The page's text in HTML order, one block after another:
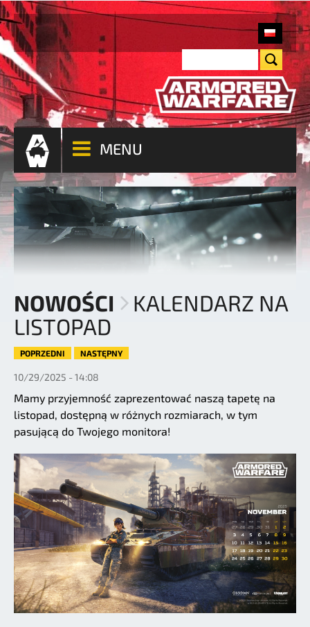
MENU
NOWOŚCI
KALENDARZ NA
LISTOPAD
POPRZEDNI NASTĘPNY
10/29/2025 - 14:08
Mamy przyjemność zaprezentować naszą tapetę na
listopad, dostępną w różnych rozmiarach, w tym
pasującą do Twojego monitora!